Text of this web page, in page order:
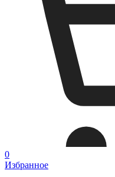
0
Избранное